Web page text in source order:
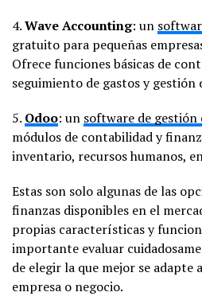
4.Wave Accounting: un
gratuito para pequeñas
Ofrece funciones básicas de
seguimiento de gastos y gestión
5. Odoo: un software de gestión
módulos de contabilidad y
inventario, recursos humanos,
Estas son solo algunas de las
finanzas disponibles en el
propias características y
importante evaluar
de elegir la que mejor se adapte
empresa o negocio.